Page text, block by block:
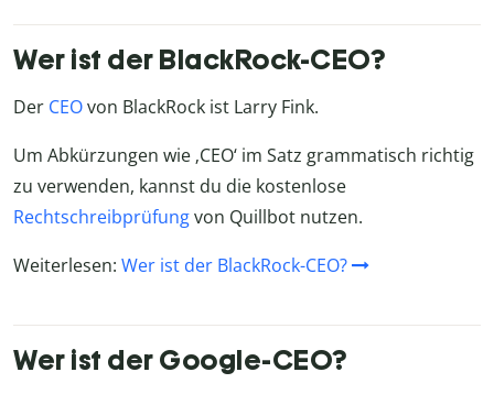
Wer ist der BlackRock-CEO?
Der CEOvon BlackRock ist Larry Fink.
Um Abkürzungen wie ‚CEO‘ im Satz grammatisch richtig
zu verwenden, kannst du die kostenlose
Rechtschreibprüfungvon Quillbot nutzen.
Weiterlesen: Wer ist der BlackRock-CEO?
Wer ist der Google-CEO?